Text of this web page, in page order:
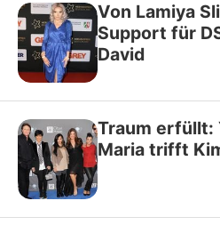
Von Lamiya
Support für
David
Traum erfüllt:
Maria trifft